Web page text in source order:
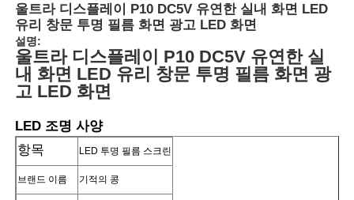
울트라 디스플레이 P10 DC5V 유연한 실내 화면 LED
유리 창문 투명 필름 화면 광고 LED 화면
설명:
울트라 디스플레이 P10 DC5V 유연한 실
내 화면 LED 유리 창문 투명 필름 화면 광
고 LED 화면
LED 조명 사양
항목
LED 투명 필름 스크린
브랜드 이름 기적의 콩